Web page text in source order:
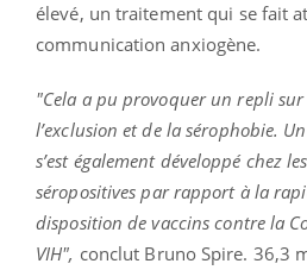
élevé, un traitement qui se fait
communication anxiogène.
"Cela a pu provoquer un repli
l’exclusion et de la sérophobie.
s’est également développé chez les
séropositives par rapport à la
disposition de vaccins contre la
VIH", conclut Bruno Spire. 36,3